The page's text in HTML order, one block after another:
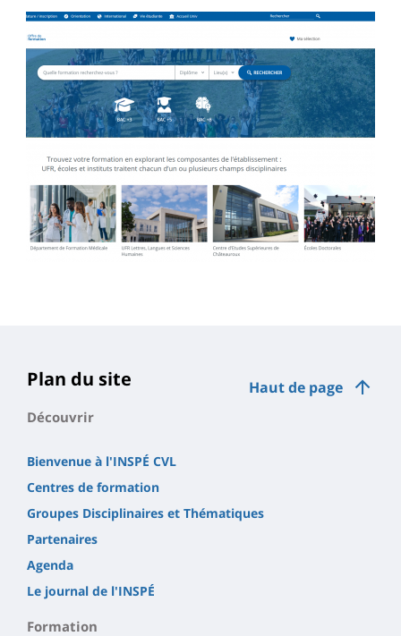
Image
Haut de page
Plan du site
Découvrir
Bienvenue à l'INSPÉ CVL
Centres de formation
Groupes Disciplinaires et Thématiques
Partenaires
Agenda
Le journal de l'INSPÉ
Formation